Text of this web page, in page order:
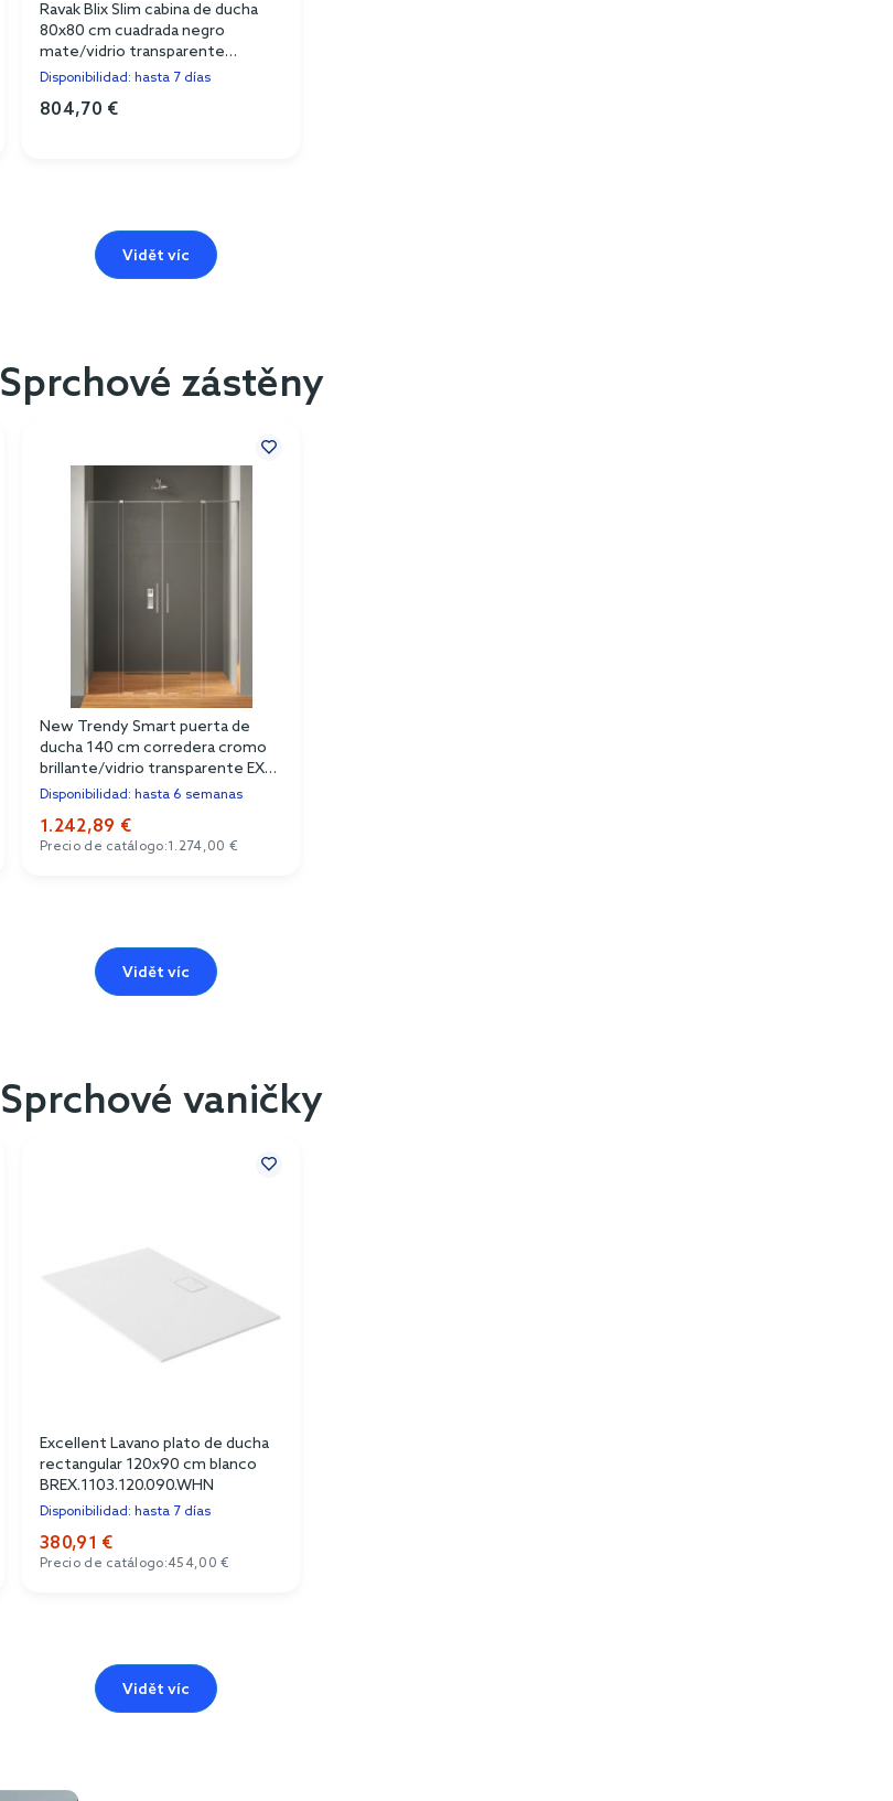
Ravak Blix Slim cabina de ducha
80x80 cm cuadrada negro
mate/vidrio transparente
X1LM40300Z1
Disponibilidad: hasta 7 días
804,70 €
Vidět víc
Sprchové zástěny
New Trendy Smart puerta de
ducha 140 cm corredera cromo
brillante/vidrio transparente EXK-
4015
Disponibilidad: hasta 6 semanas
1.242,89 €
Precio de catálogo:1.274,00 €
Vidět víc
Sprchové vaničky
Excellent Lavano plato de ducha
rectangular 120x90 cm blanco
BREX.1103.120.090.WHN
Disponibilidad: hasta 7 días
380,91 €
Precio de catálogo:454,00 €
Vidět víc